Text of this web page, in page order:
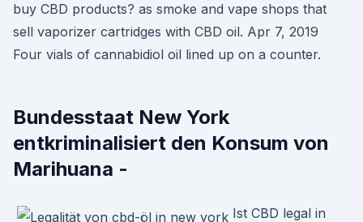
buy CBD products? as smoke and vape shops that
sell vaporizer cartridges with CBD oil. Apr 7, 2019
Four vials of cannabidiol oil lined up on a counter.
Bundesstaat New York
entkriminalisiert den Konsum von
Marihuana -
Ist CBD legal in